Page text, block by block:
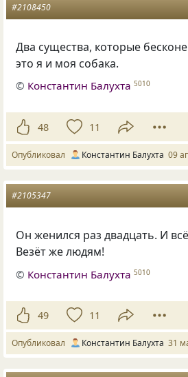
#2108450
Два существа, которые
это я и моя собака.
© Константин Балухта 5010
48 11
Опубликовал Константин Балухта 09
#2105347
Он женился раз двадцать. И
Везёт же людям!
© Константин Балухта 5010
49 11
Опубликовал Константин Балухта 31